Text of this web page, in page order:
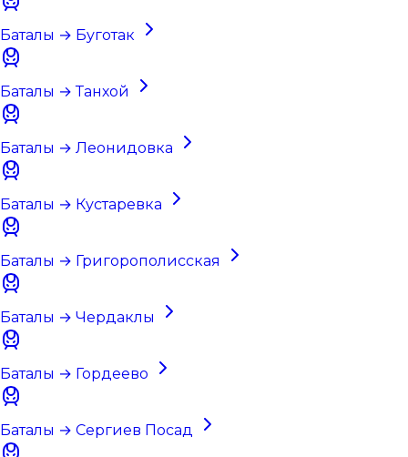
Баталы → Буготак
Баталы → Танхой
Баталы → Леонидовка
Баталы → Кустаревка
Баталы → Григорополисская
Баталы → Чердаклы
Баталы → Гордеево
Баталы → Сергиев Посад